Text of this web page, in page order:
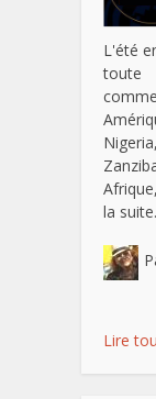
L'été
toute
la
Lire